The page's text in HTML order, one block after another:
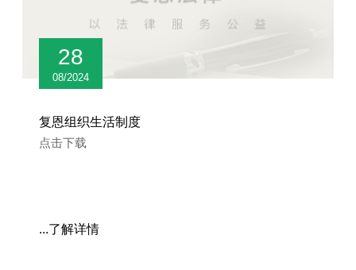
28
08/2024
复恩组织生活制度
点击下载
...了解详情